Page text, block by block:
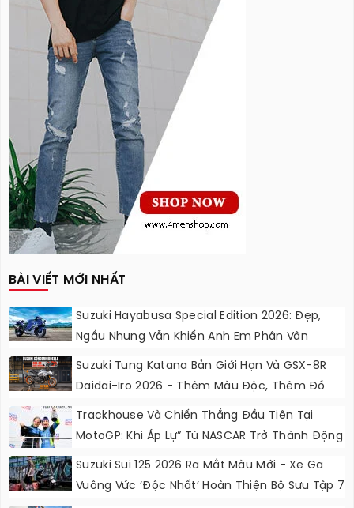
BÀI VIẾT MỚI NHẤT
Suzuki Hayabusa Special Edition 2026: Đẹp,
Ngầu Nhưng Vẫn Khiến Anh Em Phân Vân
Suzuki Tung Katana Bản Giới Hạn Và GSX-8R
Daidai-Iro 2026 - Thêm Màu Độc, Thêm Đồ
Chơi, Thêm Cá Tính
Trackhouse Và Chiến Thắng Đầu Tiên Tại
MotoGP: Khi Áp Lự” Từ NASCAR Trở Thành Động
Suzuki Sui 125 2026 Ra Mắt Màu Mới - Xe Ga
Vuông Vức ‘độc Nhất’ Hoàn Thiện Bộ Sưu Tập 7